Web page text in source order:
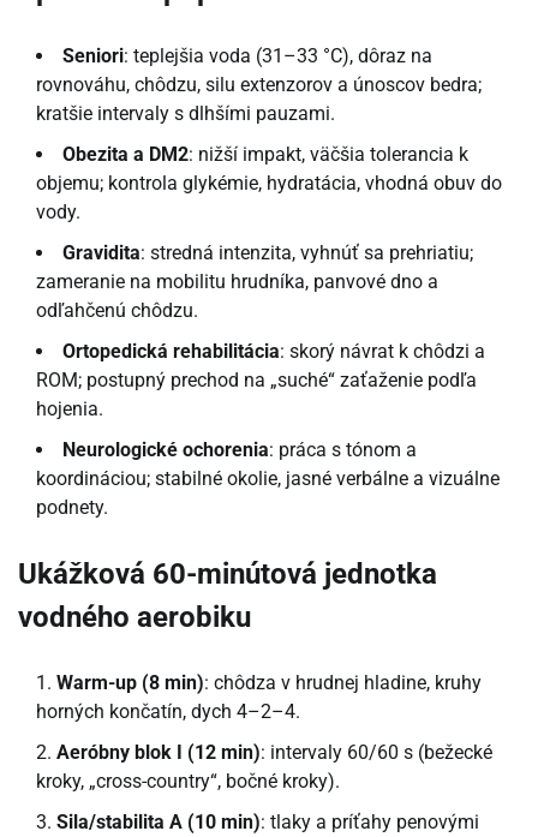
Seniori: teplejšia voda (31–33 °C), dôraz na
rovnováhu, chôdzu, silu extenzorov a únoscov bedra;
kratšie intervaly s dlhšími pauzami.
Obezita a DM2: nižší impakt, väčšia tolerancia k
objemu; kontrola glykémie, hydratácia, vhodná obuv do
vody.
Gravidita: stredná intenzita, vyhnúť sa prehriatiu;
zameranie na mobilitu hrudníka, panvové dno a
odľahčenú chôdzu.
Ortopedická rehabilitácia: skorý návrat k chôdzi a
ROM; postupný prechod na „suché“ zaťaženie podľa
hojenia.
Neurologické ochorenia: práca s tónom a
koordináciou; stabilné okolie, jasné verbálne a vizuálne
podnety.
Ukážková 60-minútová jednotka
vodného aerobiku
Warm-up (8 min): chôdza v hrudnej hladine, kruhy
horných končatín, dych 4–2–4.
Aeróbny blok I (12 min): intervaly 60/60 s (bežecké
kroky, „cross-country“, bočné kroky).
Sila/stabilita A (10 min): tlaky a príťahy penovými